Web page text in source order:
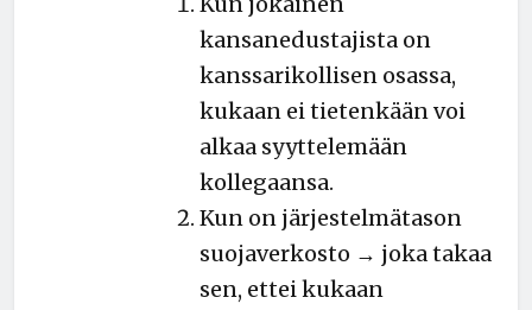
kansanedustajista on
kanssarikollisen osassa,
kukaan ei tietenkään voi
alkaa syyttelemään
kollegaansa.
Kun on järjestelmätason
suojaverkosto → joka takaa
sen, ettei kukaan